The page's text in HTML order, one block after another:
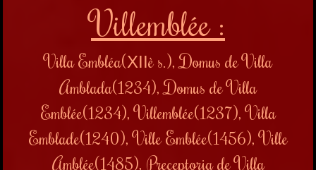
Villemblée :
Villa Embléa(XIIè s.), Domus de Villa
Amblada(1234), Domus de Villa
Emblée(1234), Villemblée(1237), Villa
Emblade(1240), Ville Emblée(1456), Ville
Amblée(1485), Preceptoria de Villa